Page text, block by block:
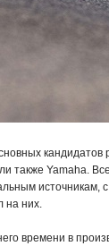
также Yamaha.
источникам,
на них.
времени в